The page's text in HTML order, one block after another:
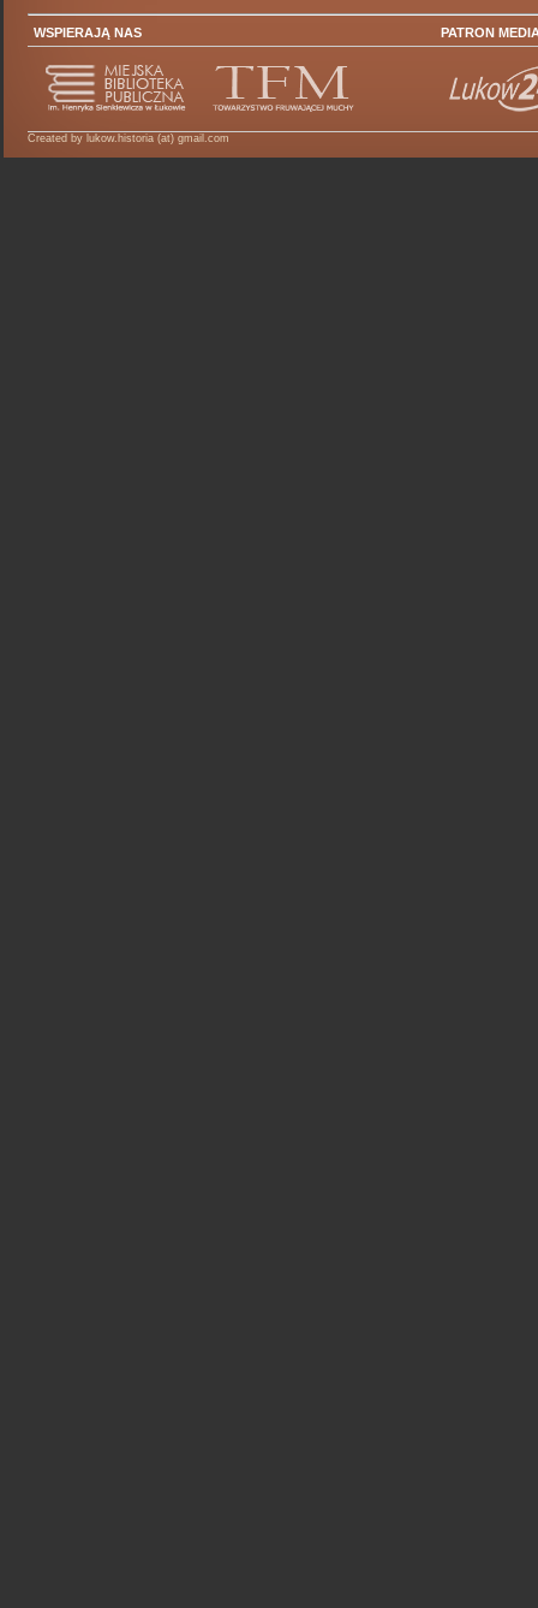
WSPIERAJĄ NAS PATRON
Created by lukow.historia (at) gmail.com